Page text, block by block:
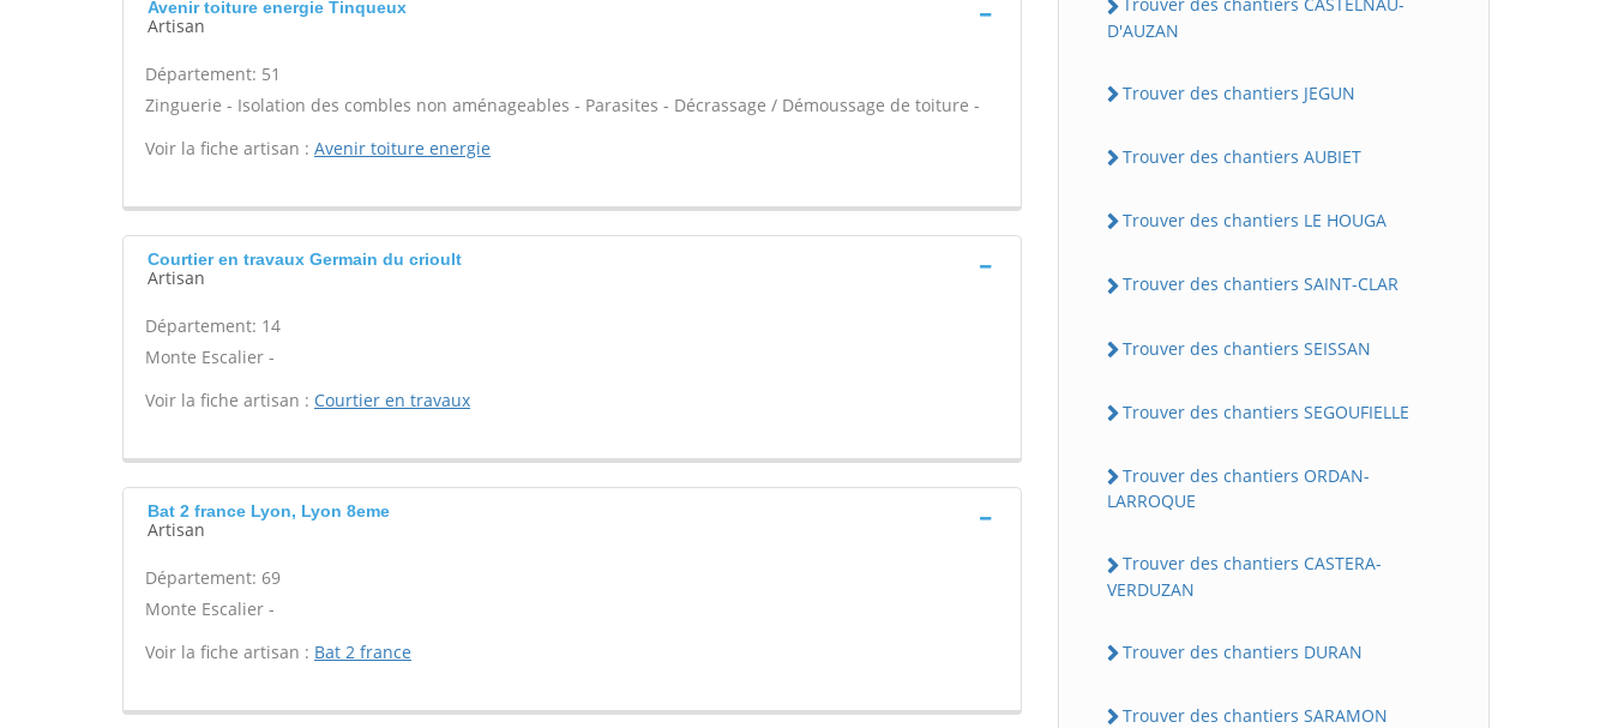
Avenir toiture energie Tinqueux
Artisan
Département: 51
Zinguerie - Isolation des combles non aménageables - Parasites - Décrassage / Démoussage de toiture -
Voir la fiche artisan : Avenir toiture energie
Courtier en travaux Germain du crioult
Artisan
Département: 14
Monte Escalier -
Voir la fiche artisan : Courtier en travaux
Bat 2 france Lyon, Lyon 8eme
Artisan
Département: 69
Monte Escalier -
Voir la fiche artisan : Bat 2 france
Trouver des chantiers CASTELNAU-
D'AUZAN
Trouver des chantiers JEGUN
Trouver des chantiers AUBIET
Trouver des chantiers LE HOUGA
Trouver des chantiers SAINT-CLAR
Trouver des chantiers SEISSAN
Trouver des chantiers SEGOUFIELLE
Trouver des chantiers ORDAN-
LARROQUE
Trouver des chantiers CASTERA-
VERDUZAN
Trouver des chantiers DURAN
Trouver des chantiers SARAMON